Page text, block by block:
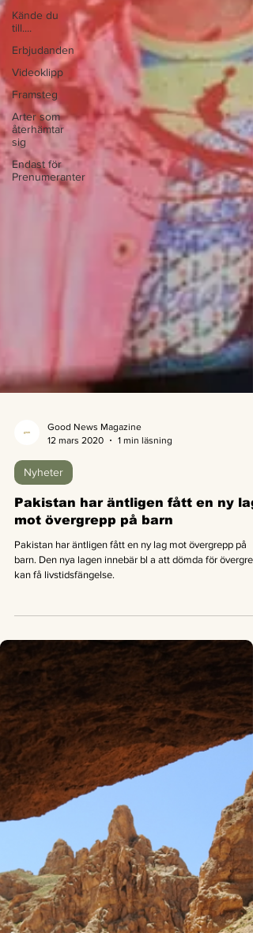
Kände du
till....
Erbjudanden
Videoklipp
Framsteg
Arter som
återhämtar
sig
Endast för
Prenumeranter
12 mars 2020
Nyheter
Pakistan har äntligen fått en ny lag
mot övergrepp på barn
Pakistan har äntligen fått en ny lag mot övergrepp på